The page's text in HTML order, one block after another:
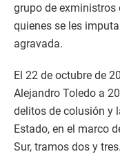
grupo de exministros
quienes se les
agravada.
El 22 de octubre de
Alejandro Toledo a
delitos de colusión y
Estado, en el marco
Sur, tramos dos y tres.